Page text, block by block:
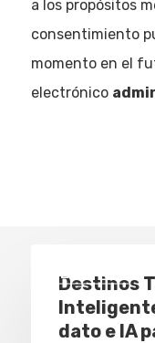
a los propósitos
consentimiento
momento en el
electrónico
Eventos
Destinos
dato e IA